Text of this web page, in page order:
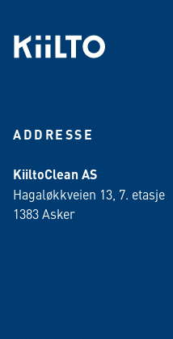
ADDRESSE
KiiltoClean AS
Hagaløkkveien 13, 7. etasje
1383 Asker